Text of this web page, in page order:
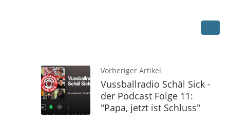
Vorheriger Artikel
Vussballradio Schäl Sick -
der Podcast Folge 11:
"Papa, jetzt ist Schluss"